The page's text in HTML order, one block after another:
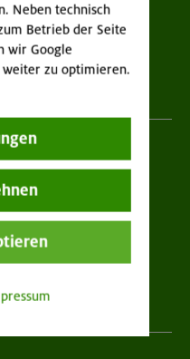
Neben technisch
Betrieb der Seite
wir Google
weiter zu optimieren.